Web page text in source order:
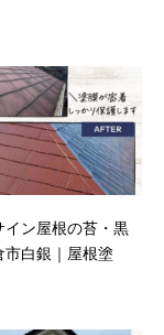
イン屋根の苔・黒
市白銀｜屋根塗